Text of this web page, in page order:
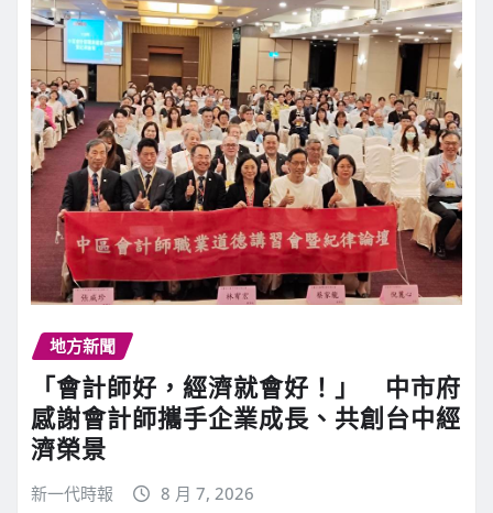
地方新聞
「會計師好，經濟就會好！」 中市府
感謝會計師攜手企業成長、共創台中經
濟榮景
新一代時報 8 月 7, 2026